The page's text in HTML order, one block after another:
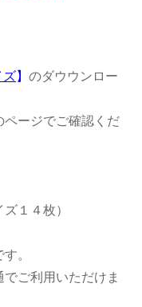
ズ】 のダウウンロー
ページでご確認くだ
１４枚）
。
ご利用いただけま